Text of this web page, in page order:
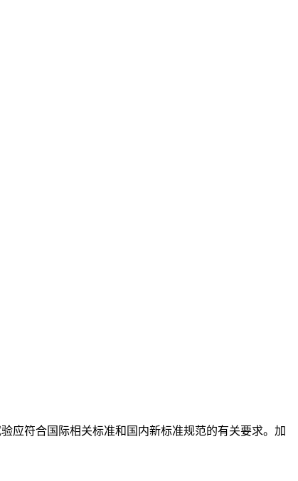
应符合国际相关标准和国内新标准规范的有关要求。加